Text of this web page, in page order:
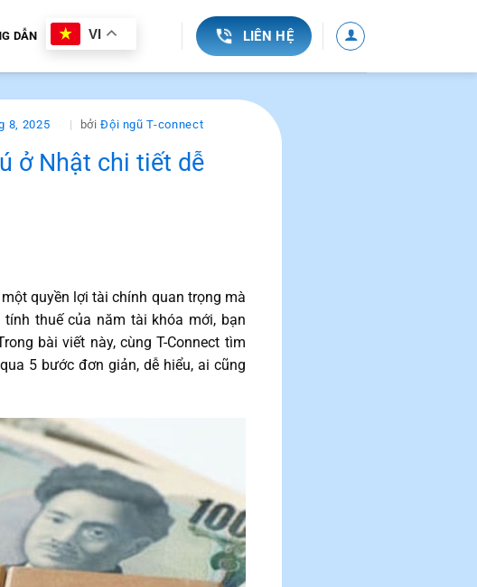
DẪN VI LIÊN HỆ
ở Nhật chi tiết dễ
8, 2025 bởiĐội ngũ T-connect
quyền lợi tài chính quan trọng mà
thuế của năm tài khóa mới, bạn
bài viết này, cùng T-Connect tìm
5 bước đơn giản, dễ hiểu, ai cũng